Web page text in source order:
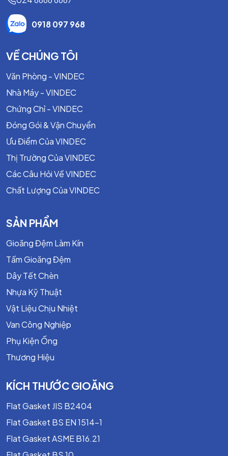
Chi phí đầu tư và bảo trì hợp lý.
Ứng Dụng Của Dây Tết Chèn Cotton Tẩm
Dầu Chì
Hệ Thống Bơm Và Van
Bơm quay.
Van công nghiệp.
Máy khuấy và thiết bị chuyển động qua lại.
Cấp thoát nước.
Xử lý nước thải.
Đóng tàu.
Cơ khí chế tạo.
Giấy và dệt nhuộm.
Môi Chất Phù Hợp
Nước biển.
Dầu nhẹ.
Dung dịch muối.
Khí và dung môi không ăn mòn mạnh.
0918 097 968
VỀ CHÚNG TÔI
Văn Phòng - VINDEC
Nhà Máy - VINDEC
Chứng Chỉ - VINDEC
Đóng Gói & Vận Chuyển
Ưu Điểm Của VINDEC
Thị Trường Của VINDEC
Các Câu Hỏi Về VINDEC
Chất Lượng Của VINDEC
SẢN PHẨM
Gioăng Đệm Làm Kín
Tấm Gioăng Đệm
Dây Tết Chèn
Nhựa Kỹ Thuật
Vật Liệu Chịu Nhiệt
Van Công Nghiệp
Phụ Kiện Ống
Thương Hiệu
KÍCH THƯỚC GIOĂNG
Flat Gasket JIS B2404
Flat Gasket BS EN 1514-1
Flat Gasket ASME B16.21